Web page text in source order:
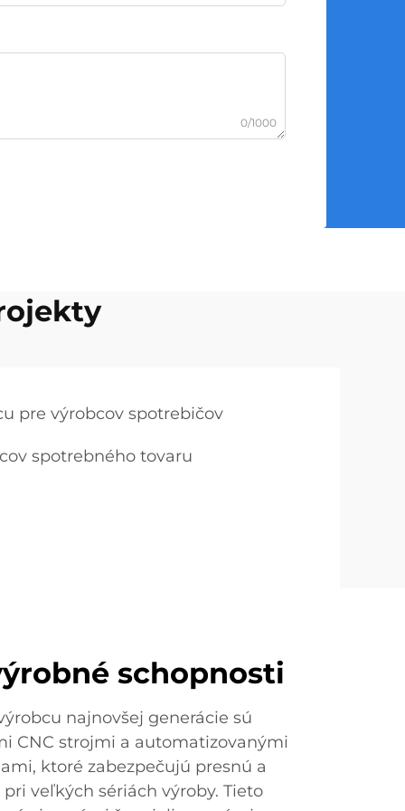
0/1000
pre výrobcov spotrebičov
spotrebného tovaru
schopnosti
najnovšej generácie sú
CNC strojmi a automatizovanými
ktoré zabezpečujú presnú a
veľkých sériách výroby. Tieto